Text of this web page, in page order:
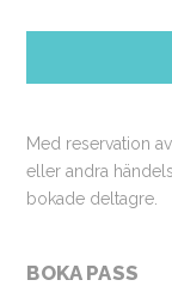
Med reservation
eller andra
bokade deltagre.
BOKA PASS